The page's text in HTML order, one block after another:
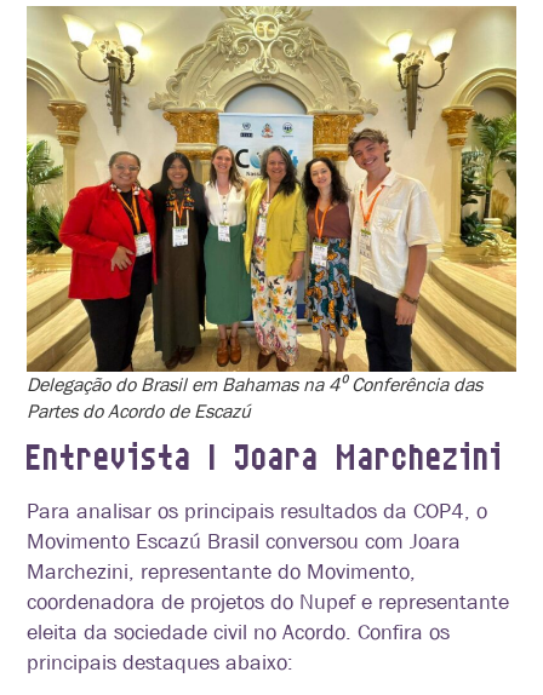
Delegação do Brasil em Bahamas na 4⁰ Conferência das
Partes do Acordo de Escazú
Entrevista | Joara Marchezini
Para analisar os principais resultados da COP4, o
Movimento Escazú Brasil conversou com Joara
Marchezini, representante do Movimento,
coordenadora de projetos do Nupef e representante
eleita da sociedade civil no Acordo. Confira os
principais destaques abaixo: